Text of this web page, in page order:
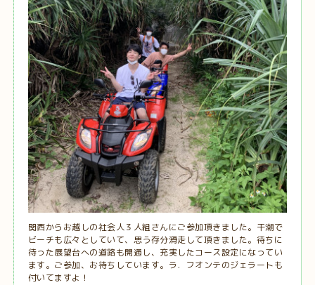
関西からお越しの社会人３人組さんにご参加頂きました。干潮で
ビーチも広々としていて、思う存分滑走して頂きました。待ちに
待った展望台への道路も開通し、充実したコース設定になってい
ます。ご参加、お待ちしています。ラ．フオンテのジェラートも
付いてますよ！